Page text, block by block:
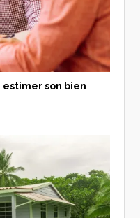
estimer son bien